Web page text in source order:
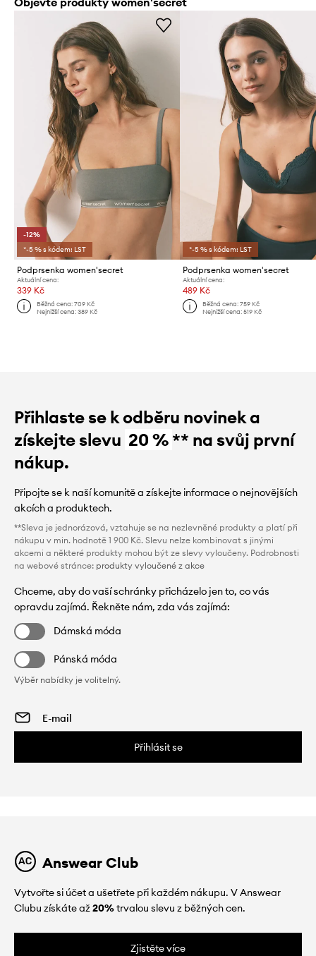
-12%
*-5 % s kódem: LST
Podprsenka women'secret
Aktuální cena:
339 Kč
Běžná cena:709 Kč
Nejnižší cena:389 Kč
*-5 % s kódem: LST
Podprsenka women'secret
Aktuální cena:
489 Kč
Běžná cena: 759 Kč
Nejnižší cena: 519 Kč
Přihlaste se k odběru novinek a
získejte slevu 20 %** na svůj první
nákup.
Připojte se k naší komunitě a získejte informace o nejnovějších
akcích a produktech.
**Sleva je jednorázová, vztahuje se na nezlevněné produkty a platí při
nákupu v min. hodnotě 1 900 Kč. Slevu nelze kombinovat s jinými
akcemi a některé produkty mohou být ze slevy vyloučeny. Podrobnosti
na webové stránce: produkty vyloučené z akce
Chceme, aby do vaší schránky přicházelo jen to, co vás
opravdu zajímá. Řekněte nám, zda vás zajímá:
Dámská móda
Pánská móda
Výběr nabídky je volitelný.
Přihlásit se
Answear Club
Vytvořte si účet a ušetřete při každém nákupu. V Answear
Clubu získáte až20%trvalou slevu z běžných cen.
Zjistěte více